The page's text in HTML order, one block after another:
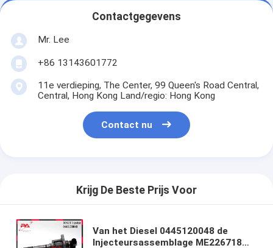
Contactgegevens
Mr. Lee
+86 13143601772
11e verdieping, The Center, 99 Queen's Road Central,
Central, Hong Kong Land/regio: Hong Kong
Contact nu
Krijg De Beste Prijs Voor
Van het Diesel 0445120048 de
Injecteursassemblage ME226718